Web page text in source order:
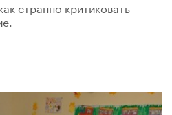
странно критиковать